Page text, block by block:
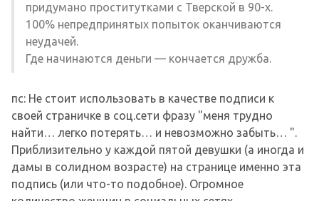
придумано проститутками с Тверской в 90-х.
100% непредпринятых попыток оканчиваются
неудачей.
Где начинаются деньги — кончается дружба.
пс: Не стоит использовать в качестве подписи к
своей страничке в соц.сети фразу "меня трудно
найти… легко потерять… и невозможно забыть… ".
Приблизительно у каждой пятой девушки (а иногда и
дамы в солидном возрасте) на странице именно эта
подпись (или что-то подобное). Огромное